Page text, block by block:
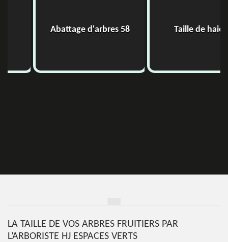
Abattage d'arbres 58 Taille de haie
LA TAILLE DE VOS ARBRES FRUITIERS PAR
L’ARBORISTE HJ ESPACES VERTS